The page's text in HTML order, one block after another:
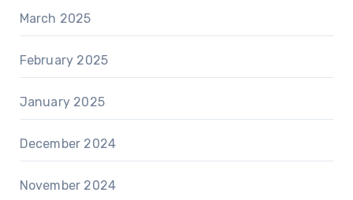
March 2025
February 2025
January 2025
December 2024
November 2024